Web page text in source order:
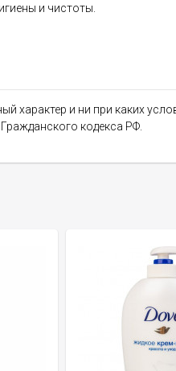
и чистоты.
характер и ни при каких
кодекса РФ.